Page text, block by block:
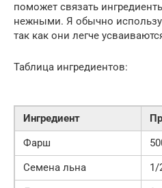
поможет связать
нежными. Я обычно
так как они легче
Таблица ингредиентов:
Ингредиент
Фарш
Семена льна
1/